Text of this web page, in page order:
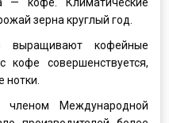
зерна круглый год.
кофейные
совершенствуется,
нотки.
Международной